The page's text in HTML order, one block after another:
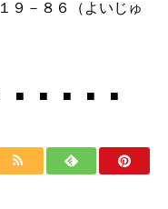
９－８６（よいじゅ
■ ■ ■ ■ ■